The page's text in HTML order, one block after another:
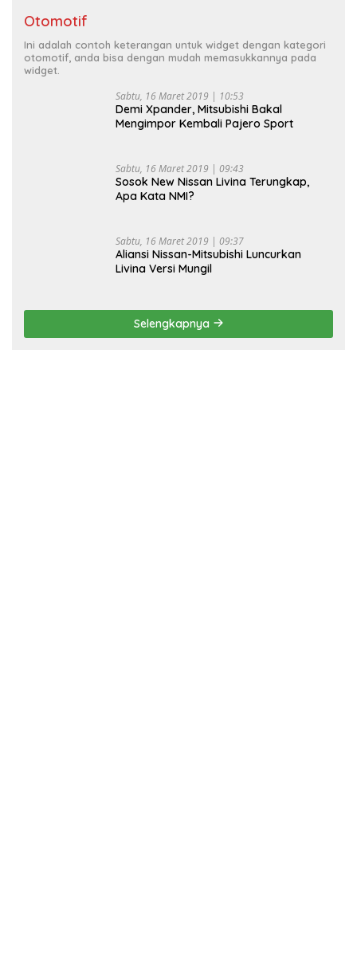
Otomotif
Ini adalah contoh keterangan untuk widget dengan kategori
otomotif, anda bisa dengan mudah memasukkannya pada
widget.
Sabtu, 16 Maret 2019 | 10:53
Demi Xpander, Mitsubishi Bakal
Mengimpor Kembali Pajero Sport
Sabtu, 16 Maret 2019 | 09:43
Sosok New Nissan Livina Terungkap,
Apa Kata NMI?
Sabtu, 16 Maret 2019 | 09:37
Aliansi Nissan-Mitsubishi Luncurkan
Livina Versi Mungil
Selengkapnya